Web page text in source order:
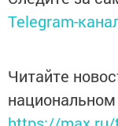
Telegram-
Читайте
https://